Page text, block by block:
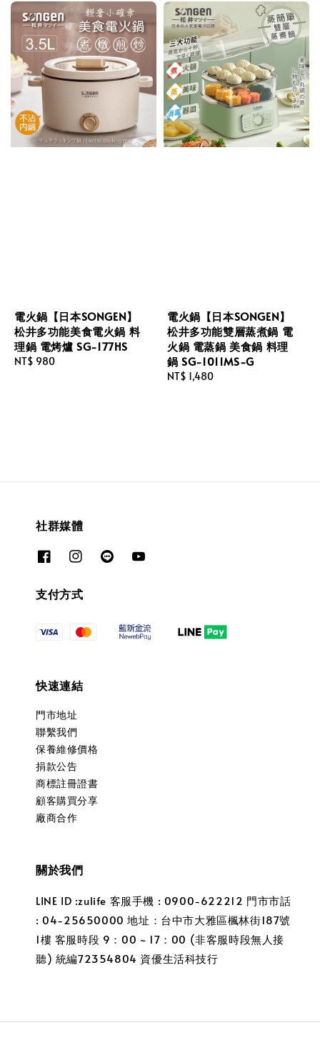
電火鍋【日本SONGEN】
松井多功能美食電火鍋 料
理鍋 電烤爐 SG-177HS
Regular
NT$ 980
電火鍋【日本SONGEN】
松井多功能雙層蒸煮鍋 電
火鍋 電蒸鍋 美食鍋 料理
鍋 SG-1011MS-G
Regular
NT$ 1,480
社群媒體
支付方式
快速連結
門市地址
聯繫我們
保養維修價格
捐款公告
商標註冊證書
顧客購買分享
廠商合作
關於我們
LINE ID :zulife 客服手機 : 0900-622212 門市市話
: 04-25650000 地址：台中市大雅區楓林街187號
1樓 客服時段 9：00 ~ 17：00 (非客服時段無人接
聽) 統編72354804 資優生活科技行